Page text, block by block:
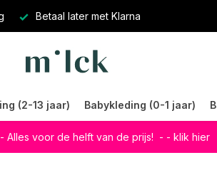
Betaal later met Klarna
(2-13 jaar) Babykleding (0-1 jaar)
Alles voor de helft van de prijs! - - klik hier